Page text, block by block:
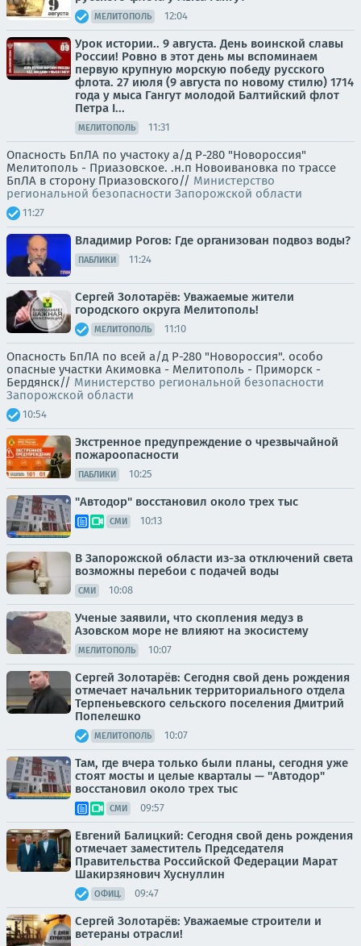
МЕЛИТОПОЛЬ 12:04
Урок истории.. 9 августа. День воинской славы
России! Ровно в этот день мы вспоминаем
первую крупную морскую победу русского
флота. 27 июля (9 августа по новому стилю) 1714
года у мыса Гангут молодой Балтийский флот
Петра I...
МЕЛИТОПОЛЬ 11:31
Опасность БпЛА по участоку а/д Р-280 "Новороссия"
Мелитополь - Приазовское. .н.п Новоивановка по трассе
БпЛА в сторону Приазовского// Министерство
региональной безопасности Запорожской области
11:27
Владимир Рогов: Где организован подвоз воды?
ПАБЛИКИ 11:24
Сергей Золотарёв: Уважаемые жители
городского округа Мелитополь!
МЕЛИТОПОЛЬ 11:10
Опасность БпЛА по всей а/д Р-280 "Новороссия". особо
опасные участки Акимовка - Мелитополь - Приморск -
Бердянск// Министерство региональной безопасности
Запорожской области
10:54
Экстренное предупреждение о чрезвычайной
пожароопасности
ПАБЛИКИ 10:25
"Автодор" восстановил около трех тыс
СМИ 10:13
В Запорожской области из-за отключений света
возможны перебои с подачей воды
СМИ 10:08
Ученые заявили, что скопления медуз в
Азовском море не влияют на экосистему
МЕЛИТОПОЛЬ 10:07
Сергей Золотарёв: Сегодня свой день рождения
отмечает начальник территориального отдела
Терпеньевского сельского поселения Дмитрий
Попелешко
МЕЛИТОПОЛЬ 10:07
Там, где вчера только были планы, сегодня уже
стоят мосты и целые кварталы — "Автодор"
восстановил около трех тыс
СМИ 09:57
Евгений Балицкий: Сегодня свой день рождения
отмечает заместитель Председателя
Правительства Российской Федерации Марат
Шакирзянович Хуснуллин
ОФИЦ. 09:47
Сергей Золотарёв: Уважаемые строители и
ветераны отрасли!